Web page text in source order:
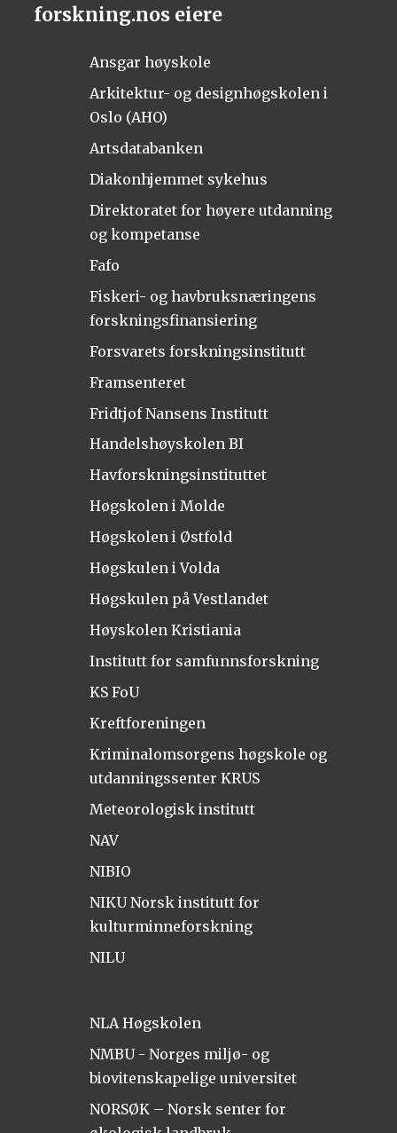
forskning.nos eiere
Ansgar høyskole
Arkitektur- og designhøgskolen i
Oslo (AHO)
Artsdatabanken
Diakonhjemmet sykehus
Direktoratet for høyere utdanning
og kompetanse
Fafo
Fiskeri- og havbruksnæringens
forskningsfinansiering
Forsvarets forskningsinstitutt
Framsenteret
Fridtjof Nansens Institutt
Handelshøyskolen BI
Havforskningsinstituttet
Høgskolen i Molde
Høgskolen i Østfold
Høgskulen i Volda
Høgskulen på Vestlandet
Høyskolen Kristiania
Institutt for samfunnsforskning
KS FoU
Kreftforeningen
Kriminalomsorgens høgskole og
utdanningssenter KRUS
Meteorologisk institutt
NAV
NIBIO
NIKU Norsk institutt for
kulturminneforskning
NILU
NLA Høgskolen
NMBU - Norges miljø- og
biovitenskapelige universitet
NORSØK – Norsk senter for